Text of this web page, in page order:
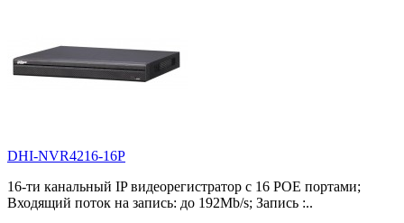
DHI-NVR4216-16P
16-ти канальный IP видеорегистратор с 16 РОЕ портами;
Входящий поток на запись: до 192Mb/s; Запись :..